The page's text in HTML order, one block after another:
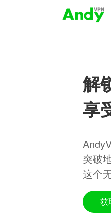
解
享
突破
这个
获